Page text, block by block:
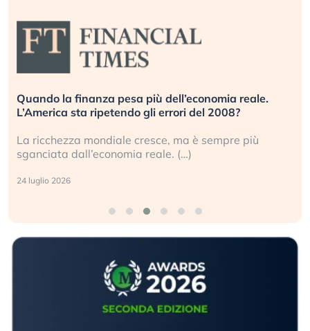
Quando la finanza pesa più dell’economia reale.
L’America sta ripetendo gli errori del 2008?
La ricchezza mondiale cresce, ma è sempre più
sganciata dall’economia reale. (…)
24 luglio 2026